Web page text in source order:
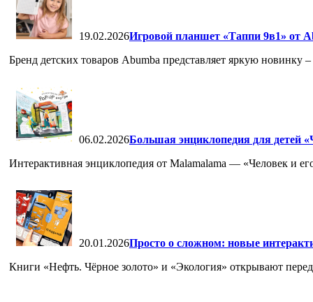
19.02.2026Игровой планшет «Таппи 9в1» от
Бренд детских товаров Abumba представляет яркую новинку
06.02.2026Большая энциклопедия для детей
Интерактивная энциклопедия от Malamalama — «Человек и
20.01.2026Просто о сложном: новые
Книги «Нефть. Чёрное золото» и «Экология» открывают